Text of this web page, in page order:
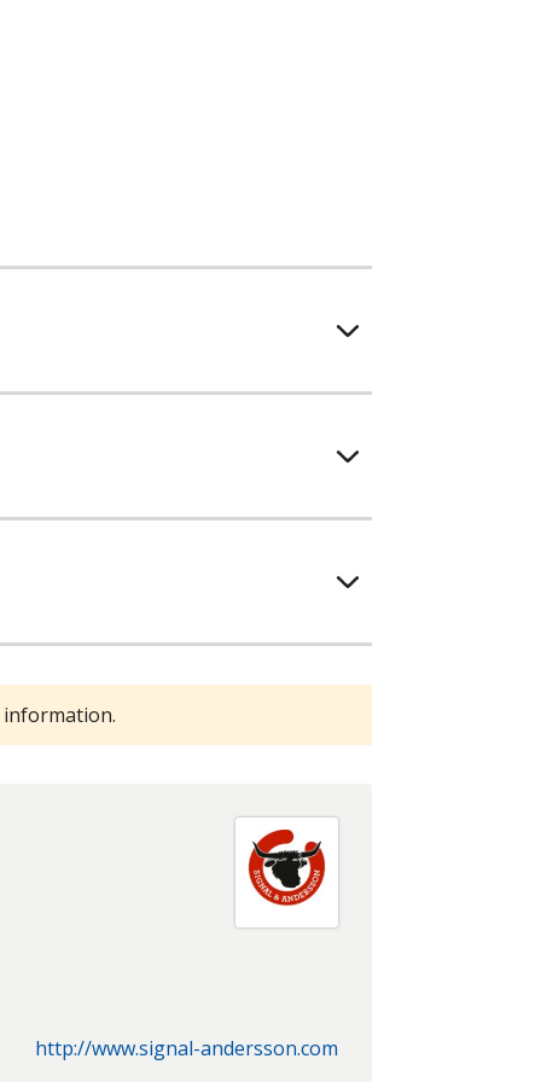
http://www.signal-andersson.com